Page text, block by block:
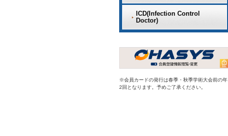
ICD(Infection Control
Doctor)
※会員カードの発行は春季・秋季学術大会前の年
2回となります。予めご了承ください。